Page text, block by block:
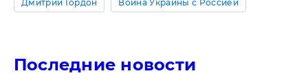
Дмитрий Гордон Война Украины с Россией
Последние новости